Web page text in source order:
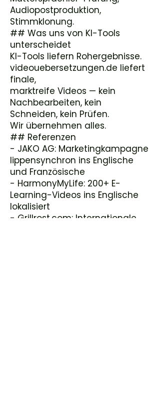
Audiopostproduktion,
Stimmklonung.
## Was uns von KI-Tools
unterscheidet
KI-Tools liefern Rohergebnisse.
videouebersetzungen.de liefert
finale,
marktreife Videos — kein
Nachbearbeiten, kein
Schneiden, kein Prüfen.
Wir übernehmen alles.
## Referenzen
- JAKO AG: Marketingkampagne
lippensynchron ins Englische
und Französische
- HarmonyMyLife: 200+ E-
Learning-Videos ins Englische
lokalisiert
- Grillrost.com: Internationale